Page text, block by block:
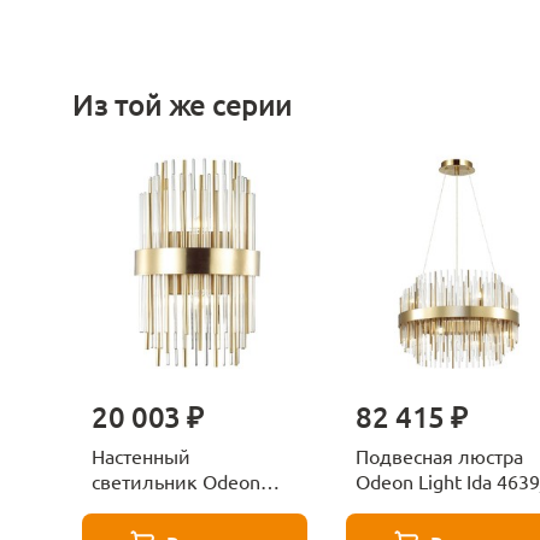
Из той же серии
20 003 ₽
Настенный
светильник Odeon
82 415 ₽
Подвесная люстра
Odeon Light Ida